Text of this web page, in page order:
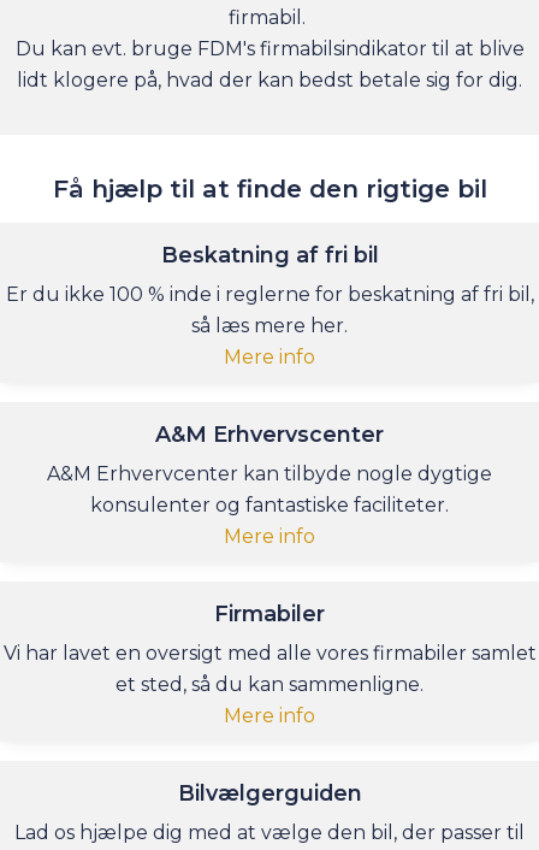
firmabil .
Du kan evt. bruge FDM's firmabilsindikatortil at blive
lidt klogere på, hvad der kan bedst betale sig for dig.
Få hjælp til at finde den rigtige bil
Beskatning af fri bil
Er du ikke 100 % inde i reglerne for beskatning af fri bil,
så læs mere her.
Mere info
A&M Erhvervscenter
A&M Erhvervcenter kan tilbyde nogle dygtige
konsulenter og fantastiske faciliteter.
Mere info
Firmabiler
Vi har lavet en oversigt med alle vores firmabiler samlet
et sted, så du kan sammenligne.
Mere info
Bilvælgerguiden
Lad os hjælpe dig med at vælge den bil, der passer til